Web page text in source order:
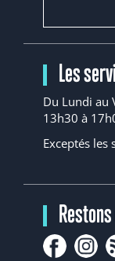
Les
Du Lundi au
13h30 à
Exceptés les